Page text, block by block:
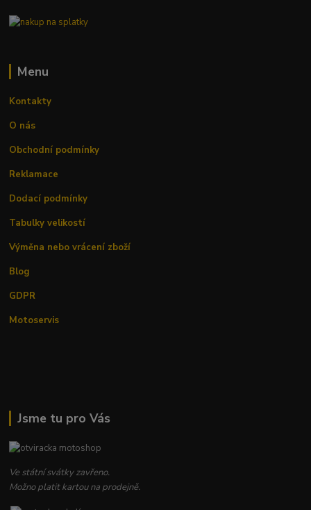
Menu
Kontakty
O nás
Obchodní podmínky
Reklamace
Dodací podmínky
Tabulky velikostí
Výměna nebo vrácení zboží
Blog
GDPR
Motoservis
Jsme tu pro Vás
Ve státní svátky zavřeno.
Možno platit kartou na prodejně.